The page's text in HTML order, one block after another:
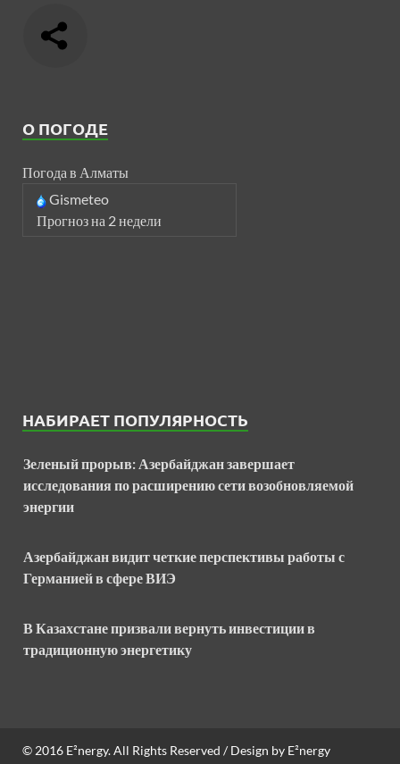
О ПОГОДЕ
Погода в Алматы
Gismeteo
Прогноз на 2 недели
НАБИРАЕТ ПОПУЛЯРНОСТЬ
Зеленый прорыв: Азербайджан завершает
исследования по расширению сети возобновляемой
энергии
Азербайджан видит четкие перспективы работы с
Германией в сфере ВИЭ
В Казахстане призвали вернуть инвестиции в
традиционную энергетику
© 2016 E²nergy. All Rights Reserved / Design by E²nergy